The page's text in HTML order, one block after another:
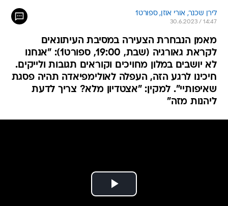
לירן שכנר, אורי אוזן, ספורט1
30.6.2023 / 14:47
מאמן הנבחרת הצעירה במסיבת העיתונאים
לקראת גאורגיה (שבת, 19:00, ספורט1): "אנחנו
לא יושבים במלון מחויכים וקוראים תגובות ולייקים.
חיכינו לרגע הזה, העפלה לאולימפיאדה תהיה פסגת
שאיפותיי". למקין: "אצטדיון מלא? צריך לדעת
ליהנות מזה"